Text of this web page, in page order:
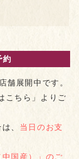
約
舗展開中です。
こちら」よりご
、 当日のお支
国産）」のご